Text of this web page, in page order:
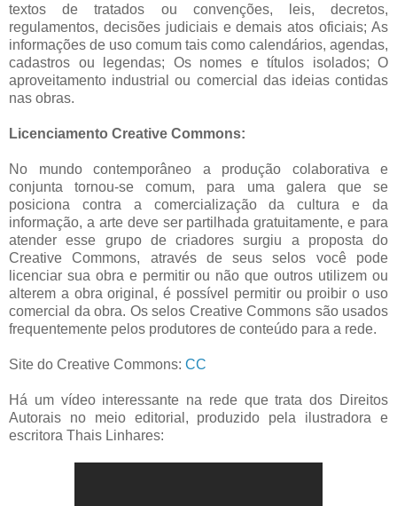
textos de tratados ou convenções, leis, decretos,
regulamentos, decisões judiciais e demais atos oficiais; As
informações de uso comum tais como calendários, agendas,
cadastros ou legendas; Os nomes e títulos isolados; O
aproveitamento industrial ou comercial das ideias contidas
nas obras.
Licenciamento Creative Commons:
No mundo contemporâneo a produção colaborativa e
conjunta tornou-se comum, para uma galera que se
posiciona contra a comercialização da cultura e da
informação, a arte deve ser partilhada gratuitamente, e para
atender esse grupo de criadores surgiu a proposta do
Creative Commons, através de seus selos você pode
licenciar sua obra e permitir ou não que outros utilizem ou
alterem a obra original, é possível permitir ou proibir o uso
comercial da obra. Os selos Creative Commons são usados
frequentemente pelos produtores de conteúdo para a rede.
Site do Creative Commons: CC
Há um vídeo interessante na rede que trata dos Direitos
Autorais no meio editorial, produzido pela ilustradora e
escritora Thais Linhares: